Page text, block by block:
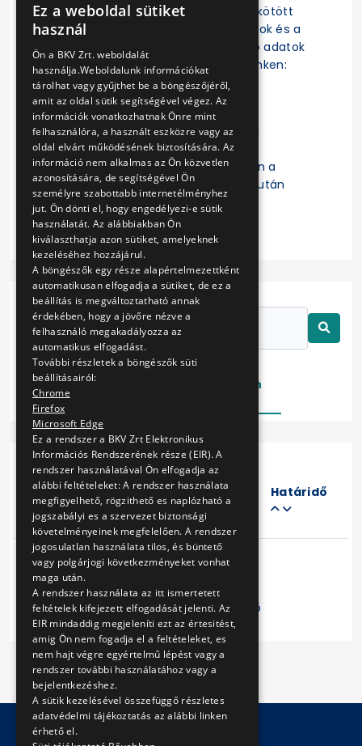
A közbeszerzési eljárás alapján megkötött
szerződések, a szerződésmódosítások és a
szerződések teljesítésére vonatkozó adatok
az EKR-ben érhetők el a következő linken:
https://ekr.gov.hu/ekr-
szerzodestar/hu/szerzodesLista
A „Kulcsszavak” mezőbe a Budapesti
Közlekedési Zártkörűen Működő
Részvénytársaság beírását követően a
keresett szerződésre való kattintás után
érhetők el a részletes adatok.
Folyamatban
Cím
Eljárás
száma
Határidő
Előző 1 Következő
Ez a weboldal sütiket
használ
Ön a BKV Zrt. weboldalát
használja.Weboldalunk információkat
tárolhat vagy gyűjthet be a böngészőjéről,
amit az oldal sütik segítségével végez. Az
információk vonatkozhatnak Önre mint
felhasználóra, a használt eszközre vagy az
oldal elvárt működésének biztosítására. Az
információ nem alkalmas az Ön közvetlen
azonosítására, de segítségével Ön
személyre szabottabb internetélményhez
jut. Ön dönti el, hogy engedélyezi-e sütik
használatát. Az alábbiakban Ön
kiválaszthatja azon sütiket, amelyeknek
kezeléséhez hozzájárul.
A böngészők egy része alapértelmezettként
automatikusan elfogadja a sütiket, de ez a
beállítás is megváltoztatható annak
érdekében, hogy a jövőre nézve a
felhasználó megakadályozza az
automatikus elfogadást.
További részletek a böngészők süti
beállításairól:
Chrome
Firefox
Microsoft Edge
Ez a rendszer a BKV Zrt Elektronikus
Információs Rendszerének része (EIR). A
rendszer használatával Ön elfogadja az
alábbi feltételeket: A rendszer használata
megfigyelhető, rögzithető es naplózható a
jogszabályi es a szervezet biztonsági
követelményeinek megfelelően. A rendszer
jogosulatlan használata tilos, és büntető
vagy polgárjogi következményeket vonhat
maga után.
A rendszer használata az itt ismertetett
feltételek kifejezett elfogadását jelenti. Az
EIR mindaddig megjeleníti ezt az értesitést,
amig Ön nem fogadja el a feltételeket, es
nem hajt végre egyértelmű lépést vagy a
rendszer további használatához vagy a
bejelentkezéshez.
A sütik kezelésével összefüggő részletes
adatvédelmi tájékoztatás az alábbi linken
érhető el.